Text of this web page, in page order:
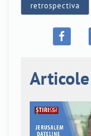
retrospectiva